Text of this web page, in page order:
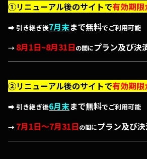
①リニューアル後のサイトで有効期
➡ 引き継ぎ後7月末まで無料でご利用可能
→ 8月1日~8月31日の間にプラン及び決
②リニューアル後のサイトで有効期
➡ 引き継ぎ後6月末まで無料でご利用可能
→ 7月1日〜7月31日の間にプラン及び